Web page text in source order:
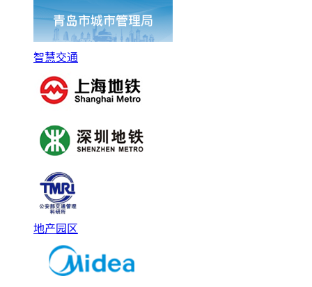
智慧交通
地产园区